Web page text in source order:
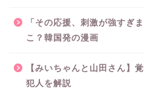
「その応援、刺激が強すぎ
こ？韓国発の漫画
【みいちゃんと山田さん】
犯人を解説